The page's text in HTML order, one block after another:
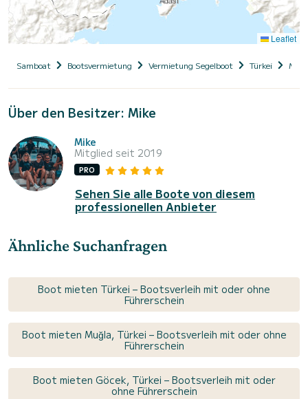
Leaflet
Samboat Bootsvermietung Vermietung Segelboot Türkei
Über den Besitzer: Mike
Mike
Mitglied seit 2019
PRO
Sehen Sie alle Boote von diesem
professionellen Anbieter
Ähnliche Suchanfragen
Boot mieten Türkei – Bootsverleih mit oder ohne
Führerschein
Boot mieten Muğla, Türkei – Bootsverleih mit oder ohne
Führerschein
Boot mieten Göcek, Türkei – Bootsverleih mit oder
ohne Führerschein